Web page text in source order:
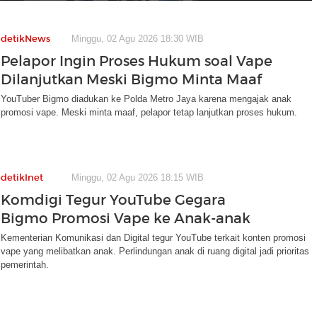
detikNews Minggu, 02 Agu 2026 18:30 WIB
Pelapor Ingin Proses Hukum soal Vape
Dilanjutkan Meski Bigmo Minta Maaf
YouTuber Bigmo diadukan ke Polda Metro Jaya karena mengajak anak
promosi vape. Meski minta maaf, pelapor tetap lanjutkan proses hukum.
detikInet Minggu, 02 Agu 2026 18:15 WIB
Komdigi Tegur YouTube Gegara
Bigmo Promosi Vape ke Anak-anak
Kementerian Komunikasi dan Digital tegur YouTube terkait konten promosi
vape yang melibatkan anak. Perlindungan anak di ruang digital jadi prioritas
pemerintah.